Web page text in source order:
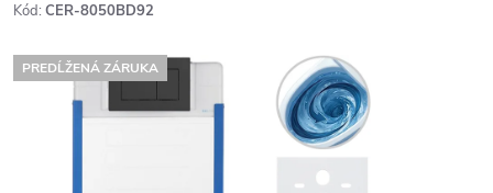
Kód: CER-8050BD92
PREDĹŽENÁ ZÁRUKA